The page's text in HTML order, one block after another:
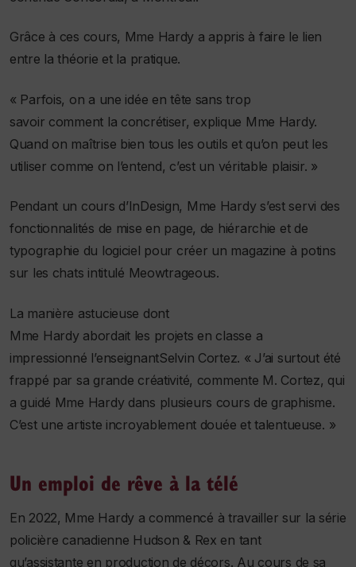
Grâce à ces cours, Mme Hardy a appris à faire le lien
entre la théorie et la pratique.
« Parfois, on a une idée en tête sans trop
savoir comment la concrétiser, explique Mme Hardy.
Quand on maîtrise bien tous les outils et qu’on peut les
utiliser comme on l’entend, c’est un véritable plaisir. »
Pendant un cours d’InDesign, Mme Hardy s’est servi des
fonctionnalités de mise en page, de hiérarchie et de
typographie du logiciel pour créer un magazine à potins
sur les chats intitulé Meowtrageous.
La manière astucieuse dont
Mme Hardy abordait les projets en classe a
impressionné l’enseignantSelvin Cortez. « J’ai surtout été
frappé par sa grande créativité, commente M. Cortez, qui
a guidé Mme Hardy dans plusieurs cours de graphisme.
C’est une artiste incroyablement douée et talentueuse. »
Un emploi de rêve à la télé
En 2022, Mme Hardy a commencé à travailler sur la série
policière canadienne Hudson & Rex en tant
qu’assistante en production de décors. Au cours de sa